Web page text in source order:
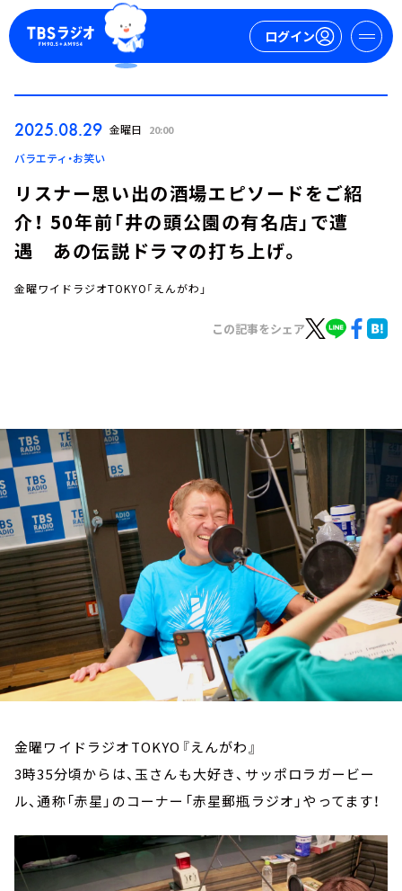
ログイン
ログイン
イベント・グッズ
YouTube
会社情報
2025.08.29 金曜日 20:00
バラエティ・お笑い
リスナー思い出の酒場エピソードをご紹
介！ 50年前「井の頭公園の有名店」で遭
遇 あの伝説ドラマの打ち上げ。
金曜ワイドラジオTOKYO「えんがわ」
この記事をシェア
金曜ワイドラジオTOKYO『えんがわ』
3時35分頃からは、玉さんも大好き、サッポロラガービー
ル、通称「赤星」のコーナー「赤星郵瓶ラジオ」やってます！